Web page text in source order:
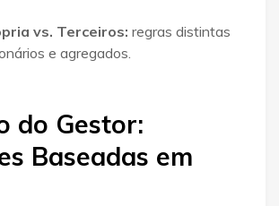
vs. Terceiros: regras distintas
e agregados.
do Gestor:
Baseadas em